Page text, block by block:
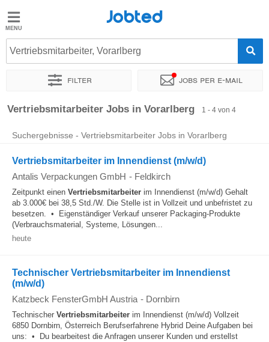
Jobted
Jobs
Jobted
Vertriebsmitarbeiter, Vorarlberg
Filter Jobs per e-mail
Sortieren nach Zeitintensität
Vertriebsmitarbeiter Jobs in Vorarlberg 1 - 4 von 4
Suchergebnisse - Vertriebsmitarbeiter Jobs in Vorarlberg
Vertriebsmitarbeiter im Innendienst (m/w/d)
Antalis Verpackungen GmbH - Feldkirch
Zeitpunkt einen Vertriebsmitarbeiter im Innendienst (m/w/d) Gehalt
ab 3.000€ bei 38,5 Std./W. Die Stelle ist in Vollzeit und unbefristet zu
besetzen. • Eigenständiger Verkauf unserer Packaging-Produkte
(Verbrauchsmaterial, Systeme, Lösungen...
heute
Technischer Vertriebsmitarbeiter im Innendienst
(m/w/d)
Katzbeck FensterGmbH Austria - Dornbirn
Technischer Vertriebsmitarbeiter im Innendienst (m/w/d) Vollzeit
6850 Dornbirn, Österreich Berufserfahrene Hybrid Deine Aufgaben bei
uns: • Du bearbeitest die Anfragen unserer Kunden und erstellst